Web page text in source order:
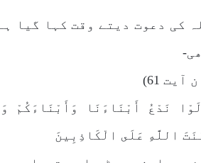
کی دعوت دیتے وقت کہا گیا
61)
نَدْعُ أَبْنَاءَنَا وَأَبْنَاءَكُمْ
اللَّهِ عَلَى الْكَاذِبِينَ